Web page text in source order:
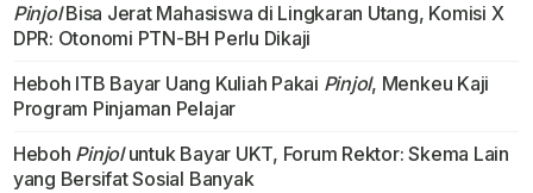
PinjolBisa Jerat Mahasiswa di Lingkaran Utang, Komisi X
DPR: Otonomi PTN-BH Perlu Dikaji
Heboh ITB Bayar Uang Kuliah Pakai Pinjol, Menkeu Kaji
Program Pinjaman Pelajar
Heboh Pinjoluntuk Bayar UKT, Forum Rektor: Skema Lain
yang Bersifat Sosial Banyak